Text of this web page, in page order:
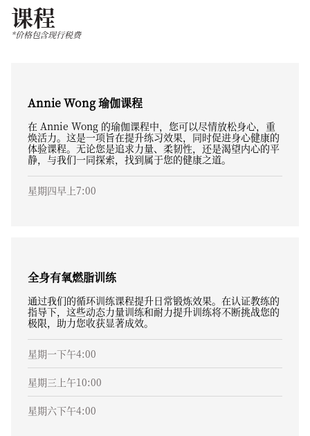
课程
*价格包含现行税费
Annie Wong 瑜伽课程
在 Annie Wong 的瑜伽课程中，您可以尽情放松身心，重
焕活力。这是一项旨在提升练习效果，同时促进身心健康的
体验课程。无论您是追求力量、柔韧性，还是渴望内心的平
静，与我们一同探索，找到属于您的健康之道。
星期四早上7:00
全身有氧燃脂训练
通过我们的循环训练课程提升日常锻炼效果。在认证教练的
指导下，这些动态力量训练和耐力提升训练将不断挑战您的
极限，助力您收获显著成效。
星期一下午4:00
星期三上午10:00
星期六下午4:00